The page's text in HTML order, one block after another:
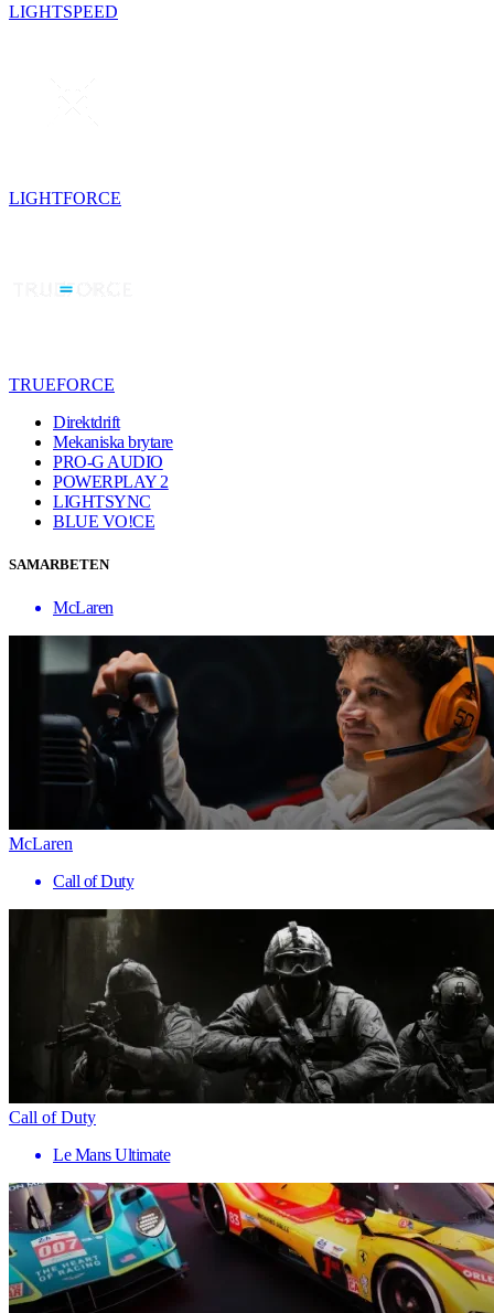
LIGHTSPEED
LIGHTFORCE
TRUEFORCE
Direktdrift
Mekaniska brytare
PRO-G AUDIO
POWERPLAY 2
LIGHTSYNC
BLUE VO!CE
SAMARBETEN
McLaren
McLaren
Call of Duty
Call of Duty
Le Mans Ultimate